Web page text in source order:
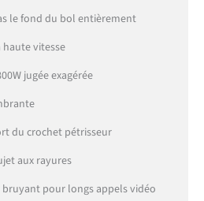
le fond du bol entièrement
vitesse
jugée exagérée
du crochet pétrisseur
aux rayures
pour longs appels vidéo